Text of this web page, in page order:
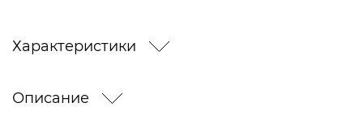
Характеристики
Описание